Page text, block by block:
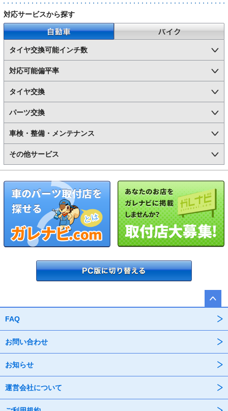
対応サービスから探す
自動車
バイク
タイヤ交換可能インチ数
対応可能偏平率
タイヤ交換
パーツ交換
車検・整備・メンテナンス
その他サービス
FAQ
お問い合わせ
お知らせ
運営会社について